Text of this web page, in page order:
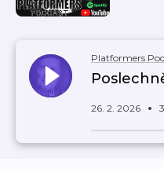
Platformers
26. 2. 2026